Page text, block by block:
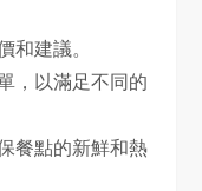
和建議。
，以滿足不同的
餐點的新鮮和熱